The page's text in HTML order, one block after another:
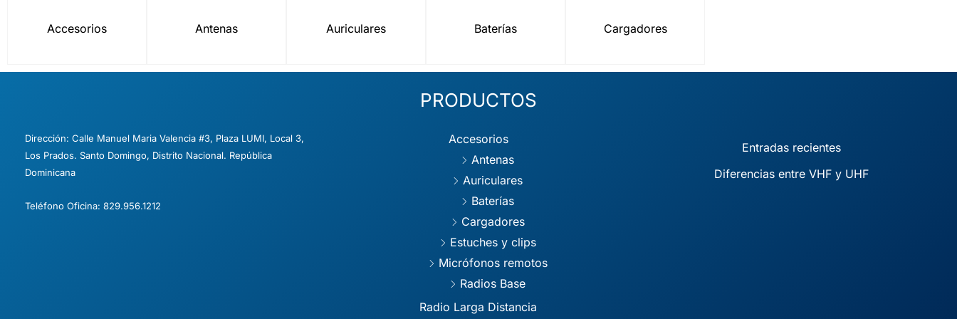
Accesorios Antenas Auriculares Baterías Cargadores
Dirección: Calle Manuel Maria Valencia #3, Plaza LUMI, Local 3,
Los Prados. Santo Domingo, Distrito Nacional. República
Dominicana
Teléfono Oficina: 829.956.1212
PRODUCTOS
Accesorios
Antenas
Auriculares
Baterías
Cargadores
Estuches y clips
Micrófonos remotos
Radios Base
Radio Larga Distancia
Entradas recientes
Diferencias entre VHF y UHF